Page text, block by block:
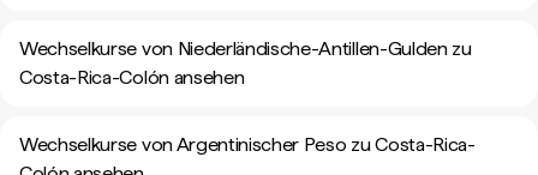
Wechselkurse von Niederländische-Antillen-Gulden zu
Costa-Rica-Colón ansehen
Wechselkurse von Argentinischer Peso zu Costa-Rica-